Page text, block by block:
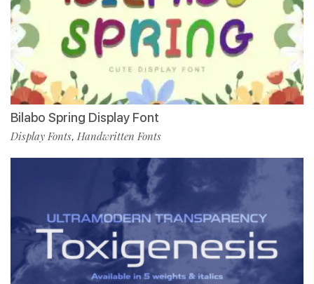
Bilabo Spring Display Font
Display Fonts, Handwritten Fonts